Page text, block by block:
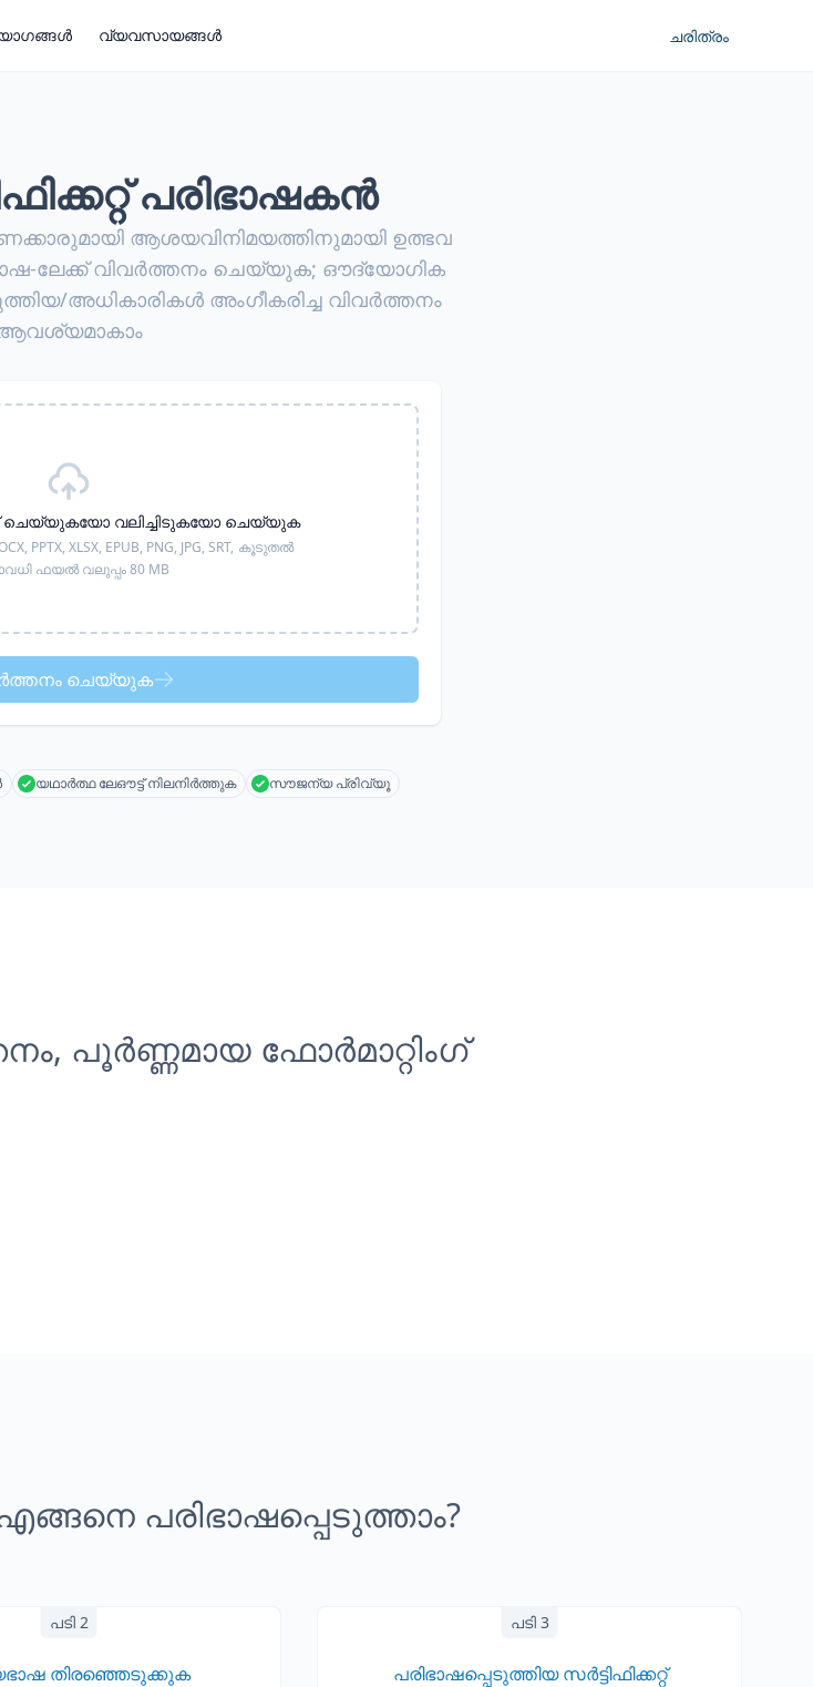
വ്യവസായങ്ങൾ ചരിത്രം
പരിഭാഷകൻ
ആശയവിനിമയത്തിനുമായി ഉത്ഭവ
ഭാഷ-ലേക്ക് വിവർത്തനം ചെയ്യുക; ഔദ്യോഗിക
അധികാരികൾ അംഗീകരിച്ച വിവർത്തനം
ചെയ്യുകയോ വലിച്ചിടുകയോ ചെയ്യുക
PPTX, XLSX, EPUB, PNG, JPG, SRT, കൂടുതൽ
ഫയൽ വലുപ്പം 80 MB
ചെയ്യുക
യഥാർത്ഥ ലേഔട്ട് നിലനിർത്തുക സൗജന്യ പ്രിവ്യൂ
പൂർണ്ണമായ ഫോർമാറ്റിംഗ്
എങ്ങനെ പരിഭാഷപ്പെടുത്താം?
പടി 2
തിരഞ്ഞെടുക്കുക
പടി 3
പരിഭാഷപ്പെടുത്തിയ സർട്ടിഫിക്കറ്റ്